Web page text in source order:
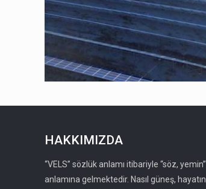
HAKKIMIZDA
“VELS” sözlük anlamı itibariyle “söz, yemin”
anlamına gelmektedir. Nasıl güneş, hayatın